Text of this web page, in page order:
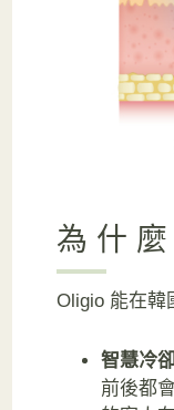
為什
Oligio 能在韓
智慧冷
前後都